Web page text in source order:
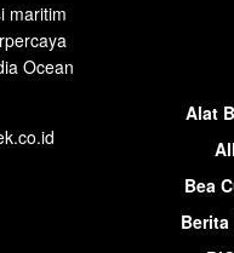
maritim
Ocean
Alat
All
Bea